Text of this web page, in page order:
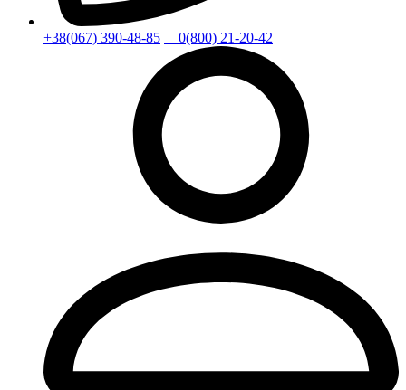
+38(067) 390-48-85 0(800) 21-20-42